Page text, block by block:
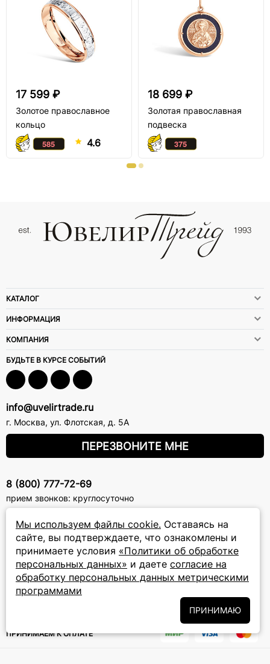
17 599 ₽
Золотое православное
кольцо
4.6
18 699 ₽
Золотая православная
подвеска
Мы используем файлы cookie. Оставаясь на
сайте, вы подтверждаете, что ознакомлены и
принимаете условия «Политики об обработке
персональных данных» и даете согласие на
обработку персональных данных метрическими
программами
ПРИНИМАЮ
КАТАЛОГ
ИНФОРМАЦИЯ
КОМПАНИЯ
БУДЬТЕ В КУРСЕ СОБЫТИЙ
info@uvelirtrade.ru
г. Москва, ул. Флотская, д. 5А
ПЕРЕЗВОНИТЕ МНЕ
8 (800) 777-72-69
прием звонков: круглосуточно
ПОДПИСКА НА РАССЫЛКУ
Подписаться на новости
Подписываясь на рассылку, вы соглашаетесь с условиямиПолитики
обработки персональных данных
ПРИНИМАЕМ К ОПЛАТЕ